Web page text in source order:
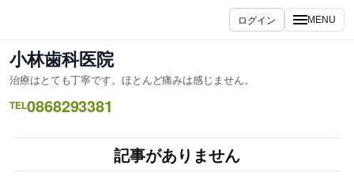
ス
キ
ッ
ログイン MENU
小林歯科医院
治療はとても丁寧です。ほとんど痛みは感じません。
TEL0868293381
記事がありません